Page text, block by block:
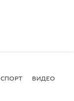
СПОРТ ВИДЕО